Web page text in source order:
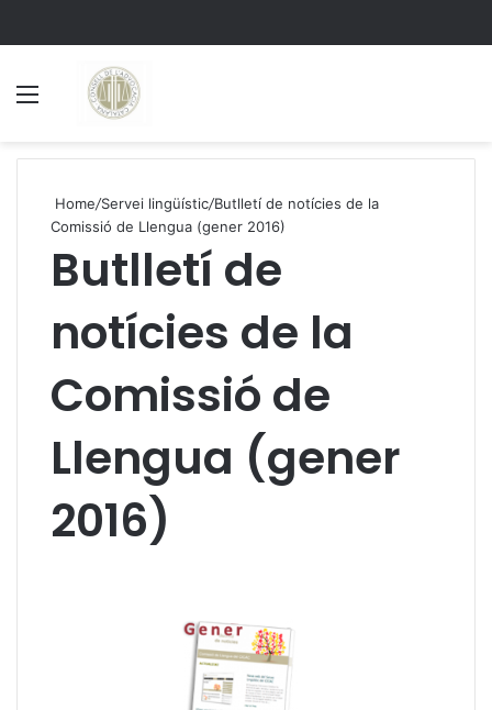
Home/Servei lingüístic/Butlletí de notícies de la
Comissió de Llengua (gener 2016)
Butlletí de
notícies de la
Comissió de
Llengua (gener
2016)